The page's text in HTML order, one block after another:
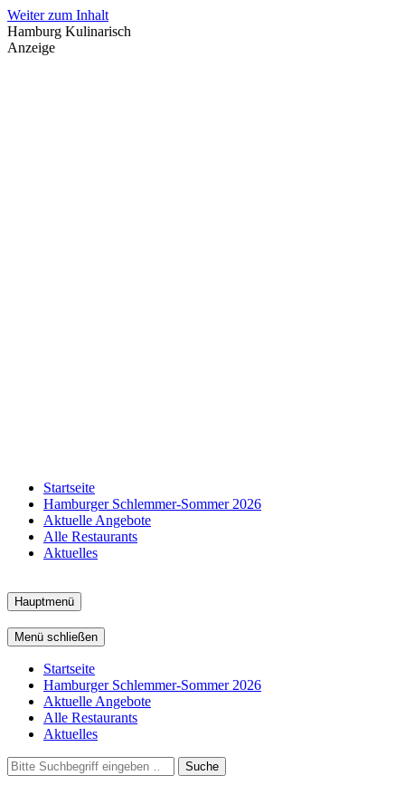
Weiter zum Inhalt
Hamburg Kulinarisch
Anzeige
Startseite
Hamburger Schlemmer-Sommer 2026
Aktuelle Angebote
Alle Restaurants
Aktuelles
Hauptmenü
Menü schließen
Startseite
Hamburger Schlemmer-Sommer 2026
Aktuelle Angebote
Alle Restaurants
Aktuelles
Suche